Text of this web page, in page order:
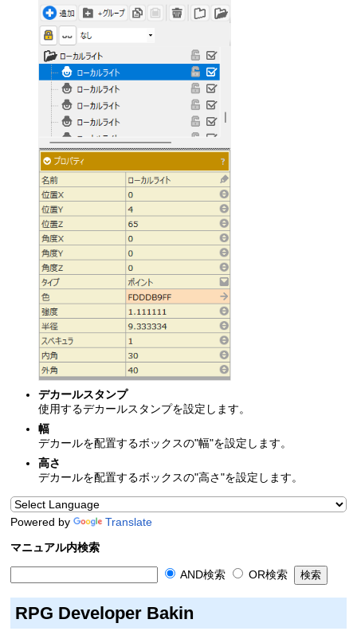
デカールスタンプ
使用するデカールスタンプを設定します。
幅
デカールを配置するボックスの"幅"を設定します。
高さ
デカールを配置するボックスの"高さ"を設定します。
Powered by
Translate
マニュアル内検索
AND検索 OR検索
RPG Developer Bakin